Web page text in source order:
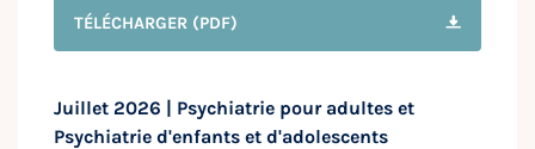
TÉLÉCHARGER (PDF)
Juillet 2026 | Psychiatrie pour adultes et
Psychiatrie d'enfants et d'adolescents